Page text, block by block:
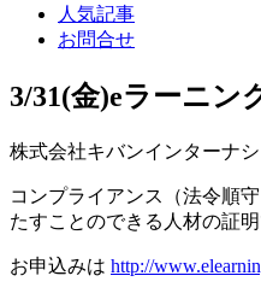
人気記事
お問合せ
3/31(金)eラーニン
株式会社キバンインターナ
コンプライアンス（法令順
たすことのできる人材の証
お申込みは http://